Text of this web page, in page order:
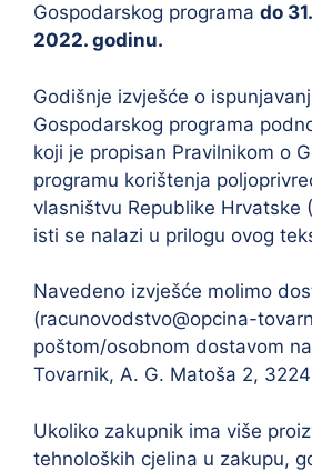
Gospodarskog programa do
2022. godinu.
Godišnje izvješće o
Gospodarskog programa
koji je propisan Pravilnikom o
programu korištenja
vlasništvu Republike Hrvatske
isti se nalazi u prilogu ovog
Navedeno izvješće molimo
(racunovodstvo@opcina-
poštom/osobnom dostavom
Tovarnik, A. G. Matoša 2,
Ukoliko zakupnik ima više
tehnoloških cjelina u zakupu,